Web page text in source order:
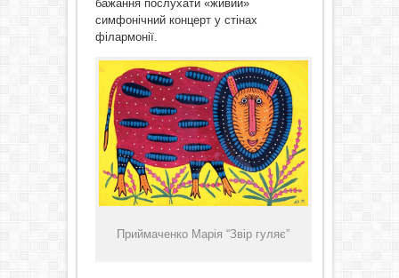
бажання послухати «живий»
симфонічний концерт у стінах
філармонії.
Приймаченко Марія “Звір гуляє”